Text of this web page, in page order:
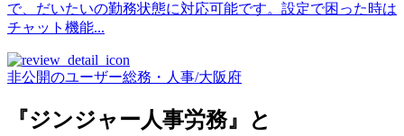
で、だいたいの勤務状態に対応可能です。設定で困った時は
チャット機能...
非公開のユーザー総務・人事/大阪府
『ジンジャー人事労務』と